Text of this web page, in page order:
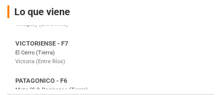
entradas
Lo que viene
El Cerro (Tierra)
Victoria (Entre Ríos)
Moto Club Reginense (Tierra)
Gral. E. Godoy (Río Negro)
Juventud Unida (Tierra)
Humboldt (Santa Fe)